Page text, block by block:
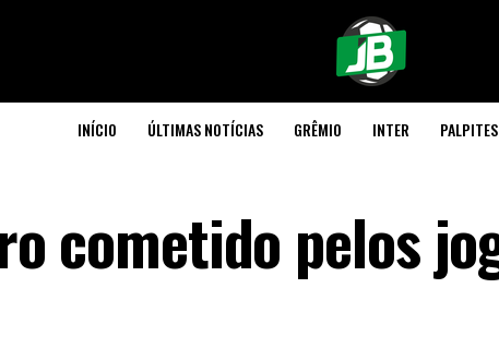
INÍCIO ÚLTIMAS NOTÍCIAS GRÊMIO INTER
cometido pelos